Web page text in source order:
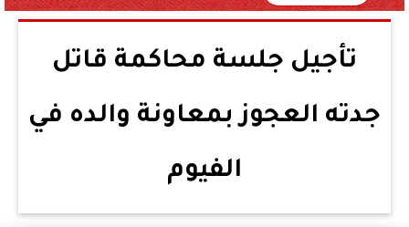
تأجيل جلسة محاكمة قاتل
جدته العجوز بمعاونة والده في
الفيوم